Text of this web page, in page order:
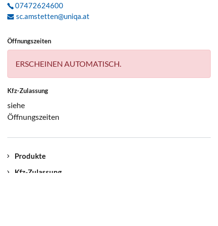
07472624600
sc.amstetten@uniqa.at
Öffnungszeiten
ERSCHEINEN AUTOMATISCH.
Kfz-Zulassung
siehe
Öffnungszeiten
Produkte
Kfz-Zulassung